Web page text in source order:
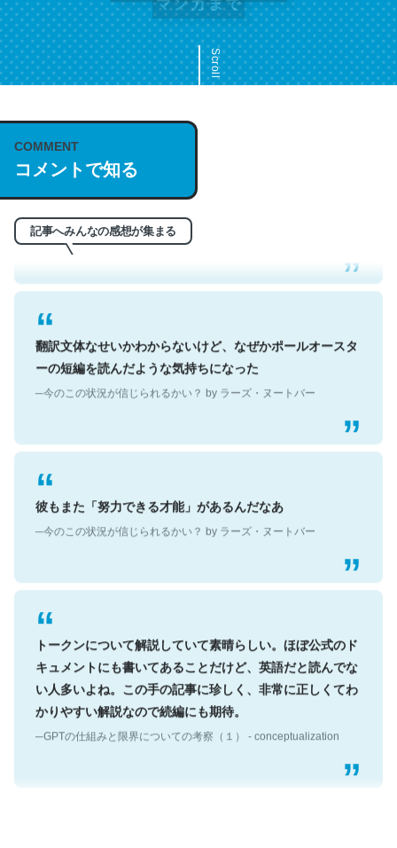
Scroll
COMMENT
コメントで知る
記事へみんなの感想が集まる
これは名文。彼はとてもクレバーなんだろうなと凄く思
う。英語少しでも読める人は原文もお勧め。自分はこの流
れ好き。Let’s Fucking Go. Then Covid hit. Shit.
─今のこの状況が信じられるかい？ by ラーズ・ヌートバー
翻訳文体なせいかわからないけど、なぜかポールオースタ
ーの短編を読んだような気持ちになった
彼もまた「努力できる才能」があるんだなあ
トークンについて解説していて素晴らしい。ほぼ公式のド
キュメントにも書いてあることだけど、英語だと読んでな
い人多いよね。この手の記事に珍しく、非常に正しくてわ
かりやすい解説なので続編にも期待。